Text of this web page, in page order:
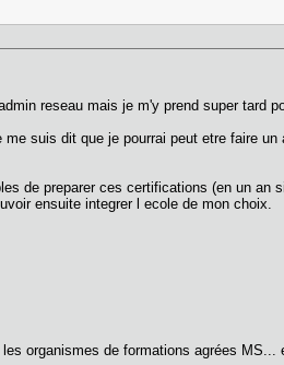
reseau mais je m'y prend super tard
suis dit que je pourrai peut etre faire
de preparer ces certifications (en un an
ensuite integrer l ecole de mon choix.
organismes de formations agrées MS...